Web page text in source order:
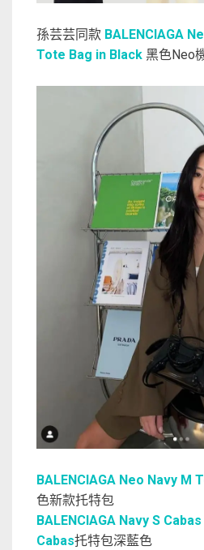
孫芸芸同款 BALENCIAGA
Tote Bag in Black 黑色Neo
BALENCIAGA Neo Navy M
色新款托特包
BALENCIAGA Navy S
Cabas托特包深藍色